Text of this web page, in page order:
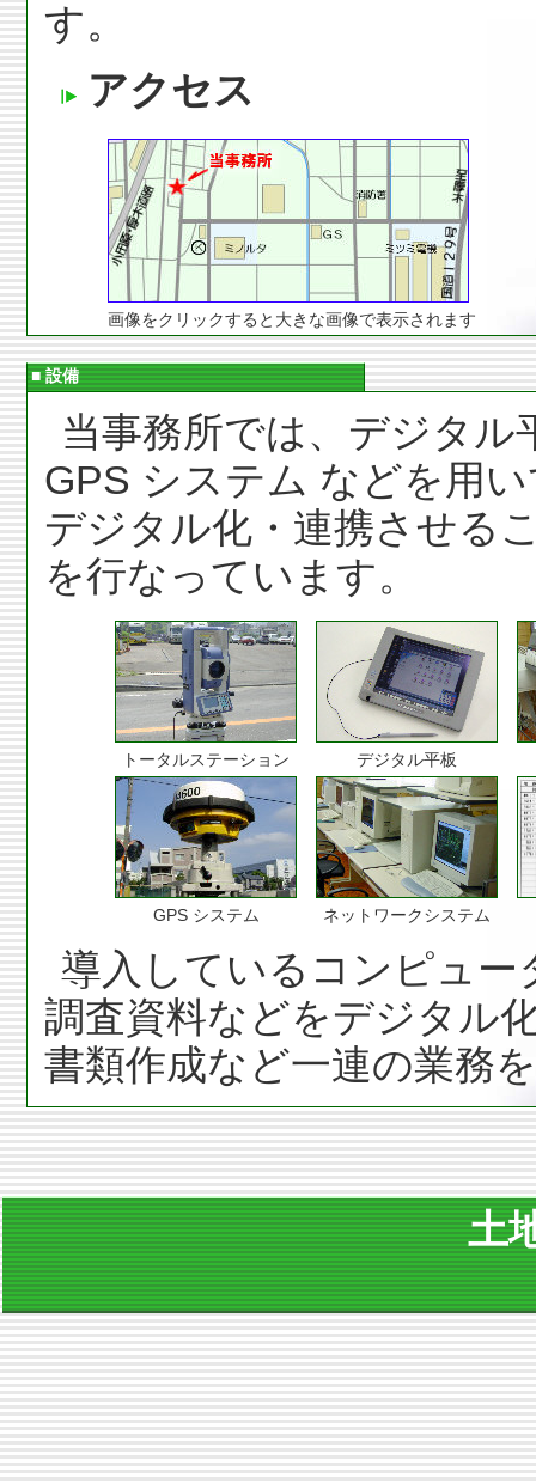
す。
アクセス
画像をクリックすると大きな画像で表示されます
■ 設備
当事務所では、デジタ
GPS システム などを用
デジタル化・連携させる
を行なっています。
トータルステーション デジタル平板
GPS システム ネットワークシステム
導入しているコンピュ
調査資料などをデジタル
書類作成など一連の業務
土